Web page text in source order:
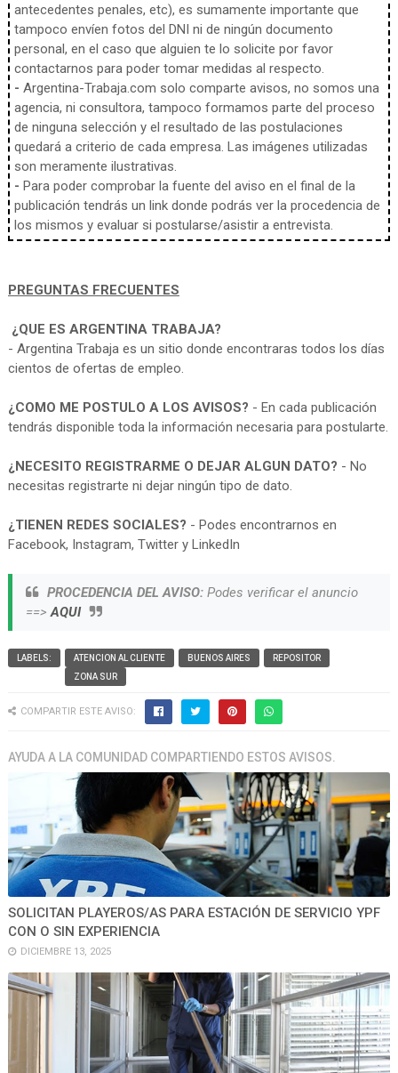
antecedentes penales, etc), es sumamente importante que
tampoco envíen fotos del DNI ni de ningún documento
personal, en el caso que alguien te lo solicite por favor
contactarnos para poder tomar medidas al respecto.
- Argentina-Trabaja.com solo comparte avisos, no somos una
agencia, ni consultora, tampoco formamos parte del proceso
de ninguna selección y el resultado de las postulaciones
quedará a criterio de cada empresa. Las imágenes utilizadas
son meramente ilustrativas.
- Para poder comprobar la fuente del aviso en el final de la
publicación tendrás un link donde podrás ver la procedencia de
los mismos y evaluar si postularse/asistir a entrevista.
PREGUNTAS FRECUENTES
¿QUE ES ARGENTINA TRABAJA?
- Argentina Trabaja es un sitio donde encontraras todos los días
cientos de ofertas de empleo.
¿COMO ME POSTULO A LOS AVISOS? - En cada publicación
tendrás disponible toda la información necesaria para postularte.
¿NECESITO REGISTRARME O DEJAR ALGUN DATO? - No
necesitas registrarte ni dejar ningún tipo de dato.
¿TIENEN REDES SOCIALES? - Podes encontrarnos en
Facebook, Instagram, Twitter y LinkedIn
PROCEDENCIA DEL AVISO:Podes verificar el anuncio
==>AQUI
LABELS: ATENCION AL CLIENTE BUENOS AIRES
REPOSITOR
ZONA SUR
COMPARTIR ESTE AVISO:
AYUDA A LA COMUNIDAD COMPARTIENDO ESTOS AVISOS.
SOLICITAN PLAYEROS/AS PARA ESTACIÓN DE SERVICIO YPF
CON O SIN EXPERIENCIA
DICIEMBRE 13, 2025